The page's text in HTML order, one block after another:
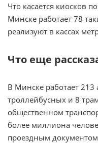
Что касается киосков
Минске работает 78
реализуют в кассах
Что еще
В Минске работает
троллейбусных и 8
общественном
более миллиона
проездным